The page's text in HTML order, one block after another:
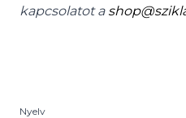
kapcsolatot a
Nyelv